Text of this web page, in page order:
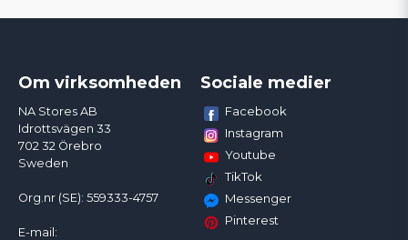
Om virksomheden
NA Stores AB
Idrottsvägen 33
702 32 Örebro
Sweden
Org.nr (SE): 559333-4757
E-mail:
Sociale medier
Facebook
Instagram
Youtube
TikTok
Messenger
Pinterest